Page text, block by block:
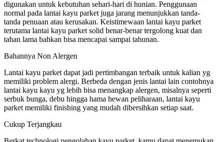
digunakan untuk kebutuhan sehari-hari di hunian. Penggunaan
normal pada lantai kayu parket juga jarang menunjukkan tanda-
tanda penuaan atau kerusakan. Keistimewaan lantai kayu parket
terutama lantai kayu parket solid benar-benar tergolong kuat dan
tahan lama bahkan bisa mencapai sampai tahunan.
Bahannya Non Alergen
Lantai kayu parket dapat jadi pertimbangan terbaik untuk kalian yg
memiliki problem alergi. Berbeda dengan jenis lantai lain contohnya
lantai kayu kayu yg lebih bisa menangkap alergen, misalnya seperti
serbuk bunga, debu hingga hama hewan peliharaan, lantai kayu
parket memiliki finishing yang mudah dibersihkan setiap saat.
Cukup Terjangkau